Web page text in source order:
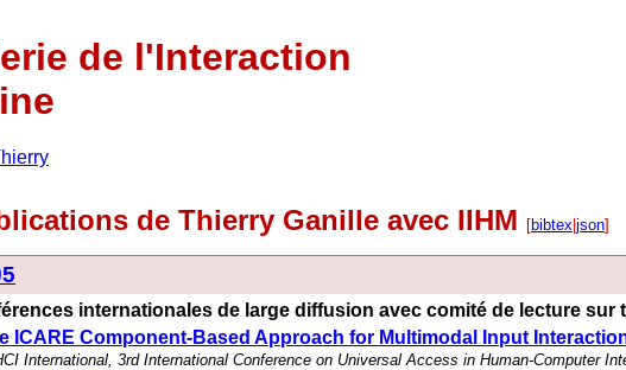
de l'Interaction
de Thierry Ganille avec IIHM [bibtex json]
internationales de large diffusion avec comité de lecture sur
ICARE Component-Based Approach for Multimodal Input
International, 3rd International Conference on Universal Access in Human-Computer